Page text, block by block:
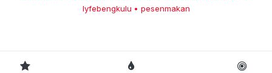
lyfebengkulu • pesenmakan